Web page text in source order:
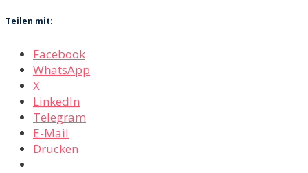
Teilen mit:
Facebook
WhatsApp
X
LinkedIn
Telegram
E-Mail
Drucken